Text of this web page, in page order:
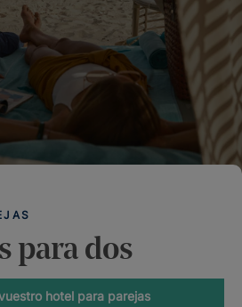
para dos
hotel para parejas